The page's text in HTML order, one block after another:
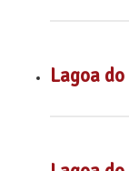
Lagoa